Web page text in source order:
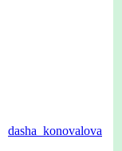
dasha_konovalova